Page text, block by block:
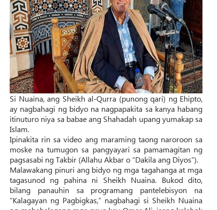
Si Nuaina, ang Sheikh al-Qurra (punong qari) ng Ehipto,
ay nagbahagi ng bidyo na nagpapakita sa kanya habang
itinuturo niya sa babae ang Shahadah upang yumakap sa
Islam.
Ipinakita rin sa video ang maraming taong naroroon sa
moske na tumugon sa pangyayari sa pamamagitan ng
pagsasabi ng Takbir (Allahu Akbar o “Dakila ang Diyos”).
Malawakang pinuri ang bidyo ng mga tagahanga at mga
tagasunod ng pahina ni Sheikh Nuaina. Bukod dito,
bilang panauhin sa programang pantelebisyon na
“Kalagayan ng Pagbigkas,” nagbahagi si Sheikh Nuaina